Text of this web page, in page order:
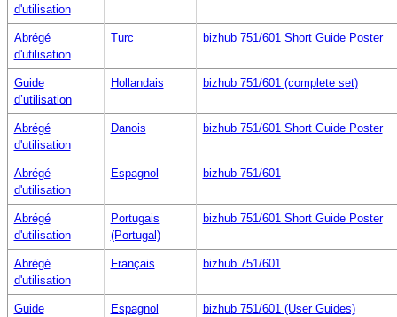
d'utilisation
Abrégé
d'utilisation
Turc bizhub 751/601 Short Guide Poster
Guide
d’utilisation
Hollandais bizhub 751/601 (complete set)
Abrégé
d'utilisation
Danois bizhub 751/601 Short Guide Poster
Abrégé
d'utilisation
Espagnol bizhub 751/601
Abrégé
d'utilisation
Portugais
(Portugal)
bizhub 751/601 Short Guide Poster
Abrégé
d'utilisation
Français bizhub 751/601
Guide
Espagnol bizhub 751/601 (User Guides)